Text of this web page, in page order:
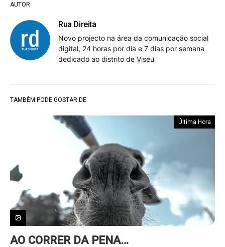
AUTOR
Rua Direita
Novo projecto na área da comunicação social
digital, 24 horas por dia e 7 dias por semana
dedicado ao distrito de Viseu
TAMBÉM PODE GOSTAR DE
Última Hora
AO CORRER DA PENA…